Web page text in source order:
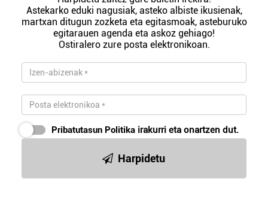
Astekarko eduki nagusiak, asteko albiste ikusienak,
martxan ditugun zozketa eta egitasmoak, asteburuko
egitarauen agenda eta askoz gehiago!
Ostiralero zure posta elektronikoan.
Pribatutasun Politika irakurri eta onartzen dut.
Harpidetu